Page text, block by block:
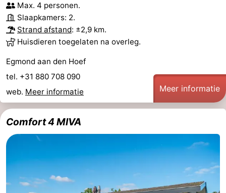
Max. 4 personen.
Slaapkamers: 2.
Strand afstand: ±2,9 km.
Huisdieren toegelaten na overleg.
Egmond aan den Hoef
tel. +31 880 708 090
web. Meer informatie Meer informatie
Comfort 4 MIVA